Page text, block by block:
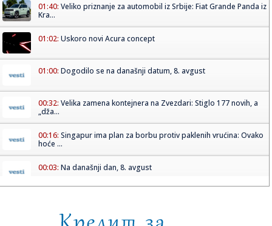
01:40: Veliko priznanje za automobil iz Srbije: Fiat Grande Panda iz
Kra...
01:02: Uskoro novi Acura concept
01:00: Dogodilo se na današnji datum, 8. avgust
00:32: Velika zamena kontejnera na Zvezdari: Stiglo 177 novih, a
„dža...
00:16: Singapur ima plan za borbu protiv paklenih vrućina: Ovako
hoće ...
00:03: Na današnji dan, 8. avgust